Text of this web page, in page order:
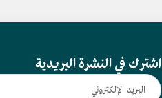
اشترك في النشرة البريدية